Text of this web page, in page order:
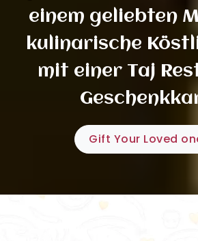
einem geliebten
kulinarische
mit einer Taj
Gift Your Loved